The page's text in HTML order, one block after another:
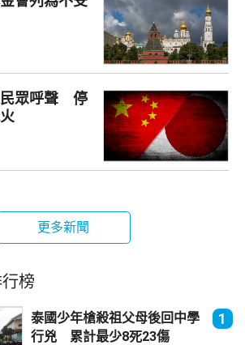
民眾呼聲 停
更多新聞
榜
泰國少年槍殺祖父母後回中學
行兇 累計最少8死23傷
1